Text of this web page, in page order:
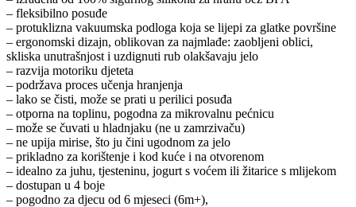
– fleksibilno posuđe
– protuklizna vakuumska podloga koja se lijepi za glatke površine
– ergonomski dizajn, oblikovan za najmlađe: zaobljeni oblici,
skliska unutrašnjost i uzdignuti rub olakšavaju jelo
– razvija motoriku djeteta
– podržava proces učenja hranjenja
– lako se čisti, može se prati u perilici posuđa
– otporna na toplinu, pogodna za mikrovalnu pećnicu
– može se čuvati u hladnjaku (ne u zamrzivaču)
– ne upija mirise, što ju čini ugodnom za jelo
– prikladno za korištenje i kod kuće i na otvorenom
– idealno za juhu, tjesteninu, jogurt s voćem ili žitarice s mlijekom
– dostupan u 4 boje
– pogodno za djecu od 6 mjeseci (6m+),